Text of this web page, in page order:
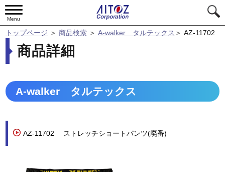
Menu
トップページ ＞商品検索 ＞ A-walker タルテックス ＞AZ-11702
商品詳細
A-walker タルテックス
AZ-11702 ストレッチショートパンツ(廃番)